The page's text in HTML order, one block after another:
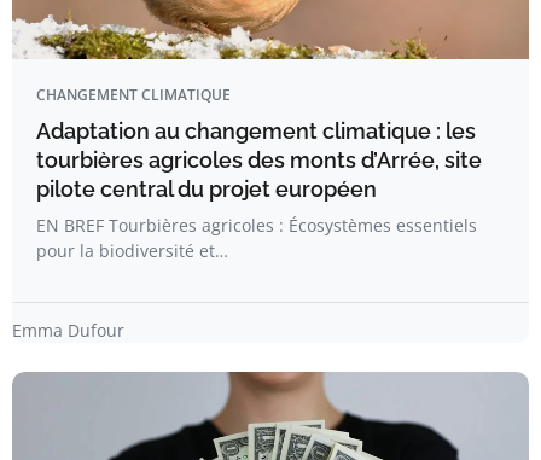
CHANGEMENT CLIMATIQUE
Adaptation au changement climatique : les
tourbières agricoles des monts d’Arrée, site
pilote central du projet européen
EN BREF Tourbières agricoles : Écosystèmes essentiels
pour la biodiversité et…
Emma Dufour